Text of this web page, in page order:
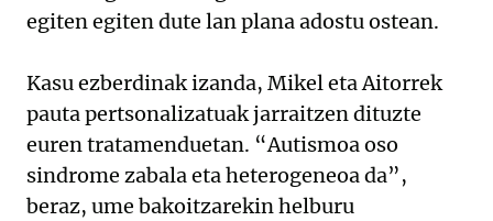
egiten egiten dute lan plana adostu ostean.
Kasu ezberdinak izanda, Mikel eta Aitorrek
pauta pertsonalizatuak jarraitzen dituzte
euren tratamenduetan. “Autismoa oso
sindrome zabala eta heterogeneoa da”,
beraz, ume bakoitzarekin helburu